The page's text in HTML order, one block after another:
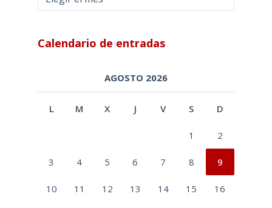
Calendario de entradas
AGOSTO 2026
L M X J V S D
1 2
3 4 5 6 7 8 9
10 11 12 13 14 15 16